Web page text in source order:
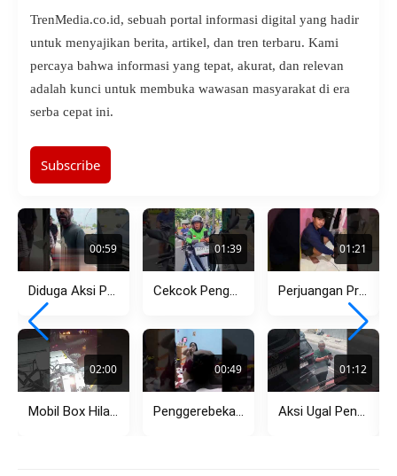
TrenMedia.co.id, sebuah portal informasi digital yang hadir
untuk menyajikan berita, artikel, dan tren terbaru. Kami
percaya bahwa informasi yang tepat, akurat, dan relevan
adalah kunci untuk membuka wawasan masyarakat di era
serba cepat ini.
Subscribe
00:59
Diduga Aksi Premanisme Debt Collector di Pasar Kemis Kembali Viral,...
01:39
Cekcok Pengendara Motor dan Ojol di Menteng, Dipicu Aksi Lawan...
01:21
Perjuangan Pria Tempuh Jarak Jauh Berujung Pilu, Pergoki Pacar dengan...
02:00
Mobil Box Hilang Kendali di Tikungan Setiabudi Bandung, Tabrak Pagar...
00:49
Penggerebekan Dugaan Perselingkuhan di Rembang Viral, Pasangan Diamankan Polisi
01:12
Aksi Ugal Pengemudi Avanza di Kemang Hadang Bus TransJakarta, Sempat...